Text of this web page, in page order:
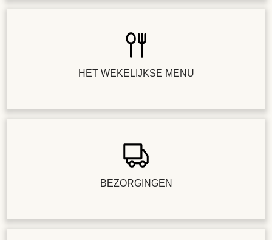
HET WEKELIJKSE MENU
BEZORGINGEN